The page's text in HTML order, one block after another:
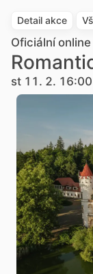
Detail akce
Oficiální
st 11. 2. 16:00